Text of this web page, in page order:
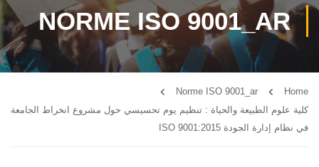
NORME ISO 9001_AR
Home
Norme ISO 9001_ar
كلية علوم الطبيعة والحياة : تنظيم يوم تحسيسي حول مشروع انخراط الجامعة
في نظام إدارة الجودة ISO 9001:2015